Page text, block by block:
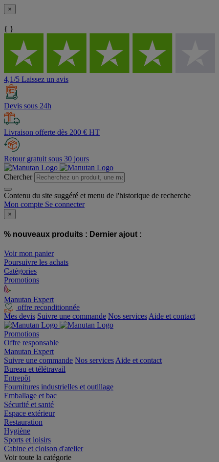
×
{ }
4,1/5 Laissez un avis
Devis sous 24h
Livraison offerte dès 200 € HT
Retour gratuit sous 30 jours
Chercher
Contenu du site suggéré et menu de l'historique de recherche
Mon compte Se connecter
×
% nouveaux produits : Dernier ajout :
Voir mon panier
Poursuivre les achats
Catégories
Promotions
Manutan Expert
offre reconditionnée
Mes devis Suivre une commande Nos services Aide et contact
Promotions
Offre responsable
Manutan Expert
Suivre une commande Nos services Aide et contact
Bureau et télétravail
Entrepôt
Fournitures industrielles et outillage
Emballage et bac
Sécurité et santé
Espace extérieur
Restauration
Hygiène
Sports et loisirs
Cabine et cloison d'atelier
Voir toute la catégorie